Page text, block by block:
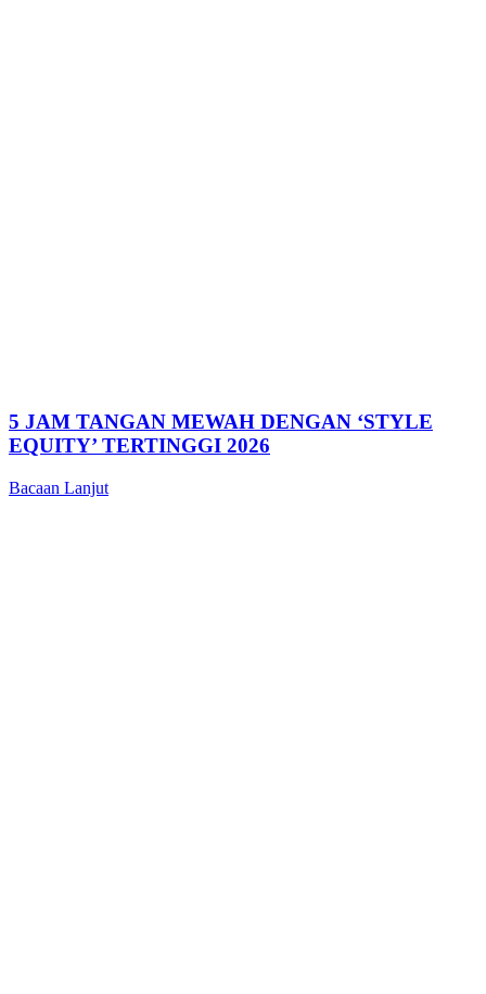
5 JAM TANGAN MEWAH DENGAN ‘STYLE
EQUITY’ TERTINGGI 2026
Bacaan Lanjut